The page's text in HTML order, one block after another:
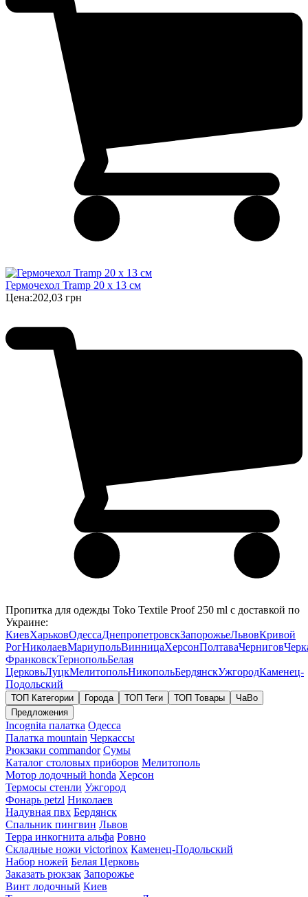
Гермочехол Tramp 20 х 13 см
Цена:202,03 грн
Пропитка для одежды Toko Textile Proof 250 ml с доставкой по
Украине:
КиевХарьковОдессаДнепропетровскЗапорожьеЛьвовКривой
РогНиколаевМариупольВинницаХерсонПолтаваЧернигов
ФранковскТернопольБелая
ЦерковьЛуцкМелитопольНикопольБердянскУжгородКаменец-
Подольский
ТОП Категории Города ТОП Теги ТОП Товары
ЧаВо
Предложения
Incognita палатка Одесса
Палатка mountain Черкассы
Рюкзаки commandor Сумы
Каталог столовых приборов Мелитополь
Мотор лодочный honda Херсон
Термосы стенли Ужгород
Фонарь petzl Николаев
Надувная пвх Бердянск
Спальник пингвин Львов
Терра инкогнита альфа Ровно
Складные ножи victorinox Каменец-Подольский
Набор ножей Белая Церковь
Заказать рюкзак Запорожье
Винт лодочный Киев